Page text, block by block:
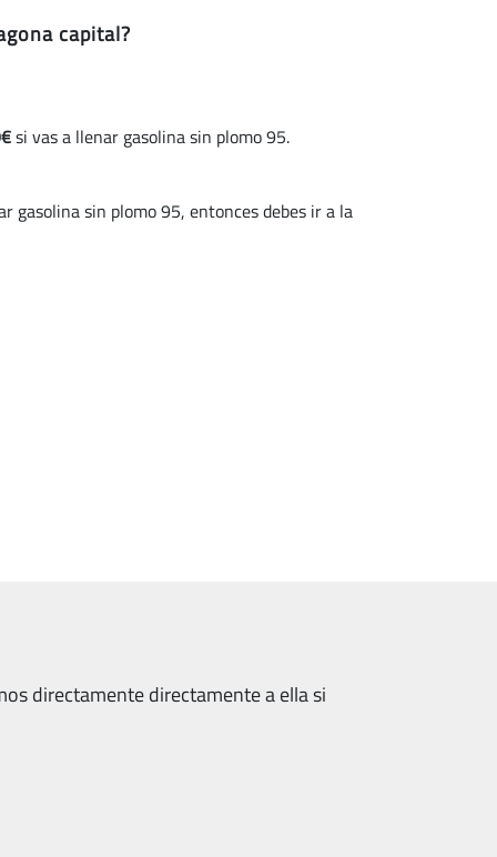
capital?
si vas a llenar gasolina sin plomo 95.
gasolina sin plomo 95, entonces debes ir a la
directamente directamente a ella si